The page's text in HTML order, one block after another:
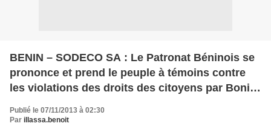
BENIN – SODECO SA : Le Patronat Béninois se
prononce et prend le peuple à témoins contre
les violations des droits des citoyens par Boni
Publié le 07/11/2013 à 02:30
Par illassa.benoit